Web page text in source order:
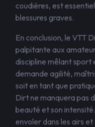
coudières, est
blessures graves.
En conclusion, le VTT
palpitante aux
discipline mêlant
demande agilité,
soit en tant que
Dirt ne manquera pas
beauté et son
envoler dans les airs